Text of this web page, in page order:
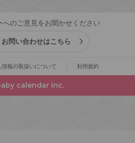
へのご意見をお聞かせください
お問い合わせはこちら
情報の取扱いについて 利用規約
calendar Inc.